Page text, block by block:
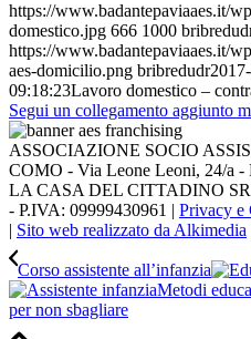
https://www.badantepaviaaes.it/
domestico.jpg 666 1000
https://www.badantepaviaaes.it/
aes-domicilio.png bribredudr
09:18:23Lavoro domestico –
Segui un collegamento aggiunto
ASSOCIAZIONE SOCIO
COMO - Via Leone Leoni, 24/a -
LA CASA DEL CITTADINO
- P.IVA: 09999430961 | Privacy e
| Sito web realizzato da Alkimedia
Corso assistente all’infanzia
Metodi
per non sbagliare